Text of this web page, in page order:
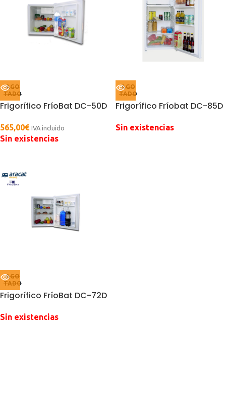
AGO
TADO
Frigorífico FríoBat DC-50D
565,00€ IVA incluido
Sin existencias
AGO
TADO
Frigorífico Fríobat DC-85D
Sin existencias
AGO
TADO
Frigorífico FríoBat DC-72D
Sin existencias